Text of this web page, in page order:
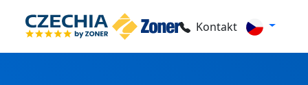
Kontakt